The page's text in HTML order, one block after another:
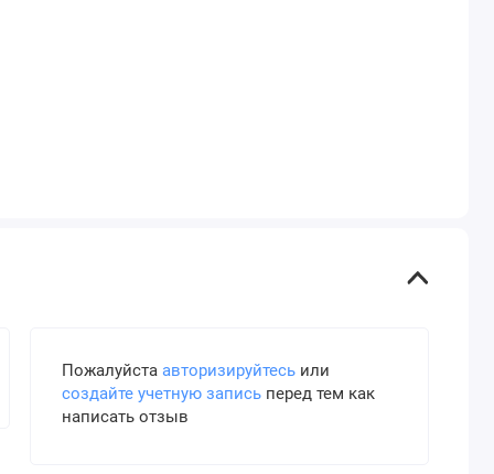
Пожалуйста авторизируйтесьили
создайте учетную записьперед тем как
написать отзыв